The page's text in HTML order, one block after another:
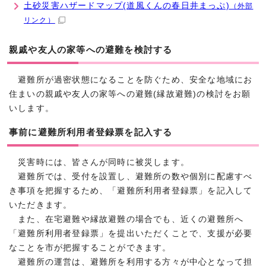
土砂災害ハザードマップ(道風くんの春日井まっぷ)
（外部
リンク）
親戚や友人の家等への避難を検討する
避難所が過密状態になることを防ぐため、安全な地域にお
住まいの親戚や友人の家等への避難(縁故避難)の検討をお願
いします。
事前に避難所利用者登録票を記入する
災害時には、皆さんが同時に被災します。
避難所では、受付を設置し、避難所の数や個別に配慮すべ
き事項を把握するため、「避難所利用者登録票」を記入して
いただきます。
また、在宅避難や縁故避難の場合でも、近くの避難所へ
「避難所利用者登録票」を提出いただくことで、支援が必要
なことを市が把握することができます。
避難所の運営は、避難所を利用する方々が中心となって担